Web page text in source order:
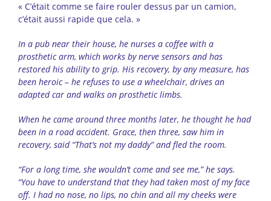
« C’était comme se faire rouler dessus par un camion,
c’était aussi rapide que cela. »
In a pub near their house, he nurses a coffee with a
prosthetic arm, which works by nerve sensors and has
restored his ability to grip. His recovery, by any measure, has
been heroic – he refuses to use a wheelchair, drives an
adapted car and walks on prosthetic limbs.
When he came around three months later, he thought he had
been in a road accident. Grace, then three, saw him in
recovery, said “That’s not my daddy” and fled the room.
“For a long time, she wouldn’t come and see me,” he says.
“You have to understand that they had taken most of my face
off. I had no nose, no lips, no chin and all my cheeks were